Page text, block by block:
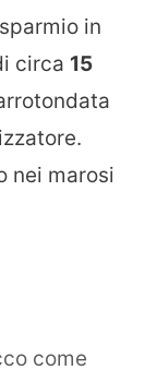
in
circa 15
nei marosi
come